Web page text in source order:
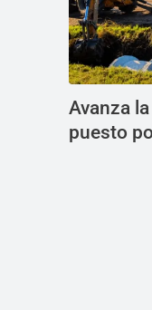
Avanza
puesto